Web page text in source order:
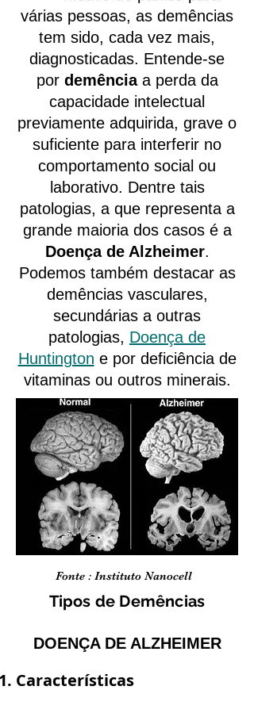
várias pessoas, as demências
tem sido, cada vez mais,
diagnosticadas. Entende-se
por demênciaa perda da
capacidade intelectual
previamente adquirida, grave o
suficiente para interferir no
comportamento social ou
laborativo. Dentre tais
patologias, a que representa a
grande maioria dos casos é a
Doença de Alzheimer.
Podemos também destacar as
demências vasculares,
secundárias a outras
patologias, Doença de
Huntington e por deficiência de
vitaminas ou outros minerais.
Fonte : Instituto Nanocell
Tipos de Demências
DOENÇA DE ALZHEIMER
Características